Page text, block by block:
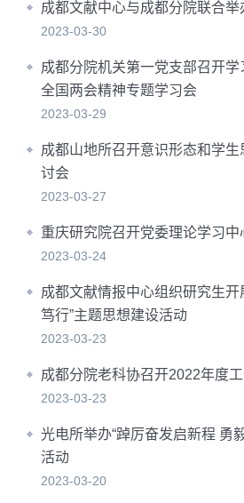
成都文献中心与成都分院联合
2023-03-30
成都分院机关第一党支部召开
全国两会精神专题学习会
2023-03-29
成都山地所召开意识形态和学
讨会
2023-03-27
重庆研究院召开党委理论学习中
2023-03-24
成都文献情报中心组织研究生开
笃行”主题思想建设活动
2023-03-23
成都分院老科协召开2022年度
2023-03-23
光电所举办“踔厉奋发启新程 勇
活动
2023-03-20